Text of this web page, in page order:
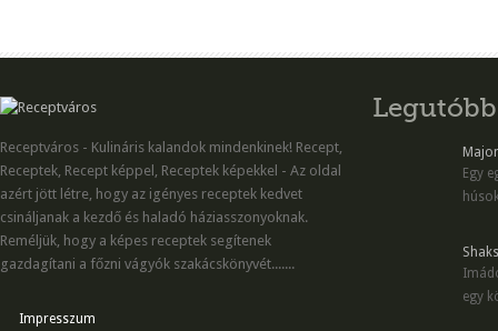
Receptváros - Kulináris kalandok mindenkinek! Recept,
Receptek, Recept képpel, Receptek képekkel - Az oldal
azért jött létre, hogy az igényes receptek kedvet
csináljanak a kezdő és haladó háziasszonyoknak.
Reméljük, hogy a képes receptek segítenek
gazdagítani a főzni vágyók szakácskönyvét.......
Impresszum
Egy
egy